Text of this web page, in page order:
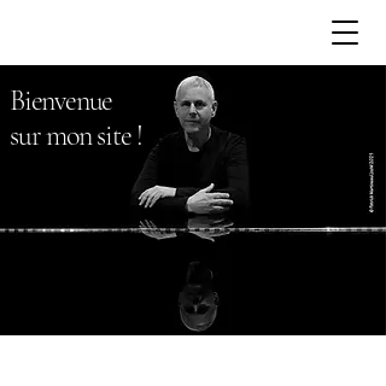
Bienvenue
sur mon site !